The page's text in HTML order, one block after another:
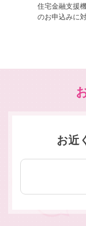
住宅金融支援
のお申込みに
お近